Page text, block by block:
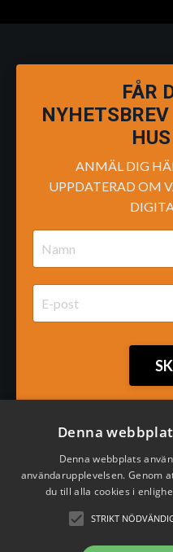
FÅR
ANMÄL DIG
UPPDATERAD OM
Denna
Denna webbplats
användarupplevelsen. Genom
du till alla cookies i
STRIKT